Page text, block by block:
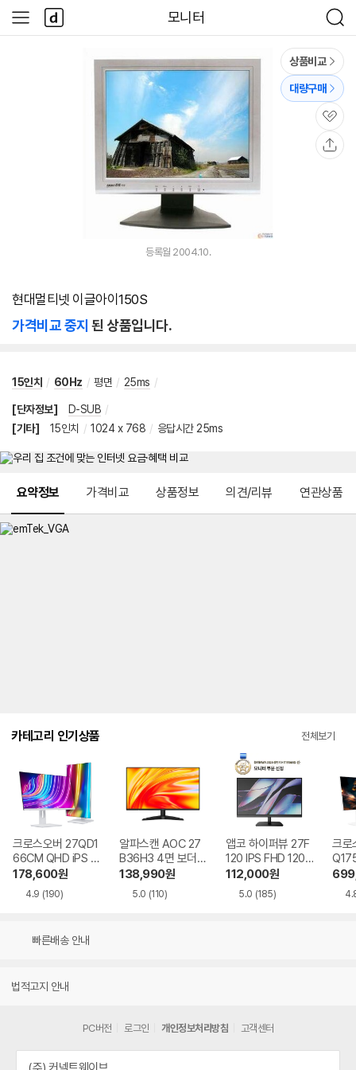
모니터
검
색
사
이
다
나
와
상품비교
대량구매
관
심
등록월 2004.10.
현대멀티넷 이글아이150S
가격비교 중지 된 상품입니다.
15인치 / 60Hz / 평면 / 25ms /
[단자정보] D-SUB /
[기타]
15인치 / 1024 x 768 / 응답시간 25ms
요약정보 가격비교 상품정보 의견/리뷰 연관상품
카테고리 인기상품 전체보기
크로스오버 27QD1
66CM QHD iPS U
SB-C 화이트 Ai 멀
티스탠드
178,600원
4.9 (190)
알파스캔 AOC 27
B36H3 4면 보더리
스 IPS 120 시력보
호 무결점
138,990원
5.0 (110)
앱코 하이퍼뷰 27F
120 IPS FHD 120
HDR 무결점
112,000원
5.0 (185)
크로
Ai
빠른배송 안내
법적고지 안내
PC버전 로그인 개인정보처리방침 고객센터